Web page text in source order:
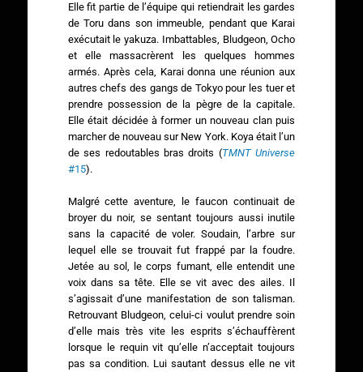
Elle fit partie de l’équipe qui retiendrait les gardes
de Toru dans son immeuble, pendant que Karai
exécutait le yakuza. Imbattables, Bludgeon, Ocho
et elle massacrèrent les quelques hommes
armés. Après cela, Karai donna une réunion aux
autres chefs des gangs de Tokyo pour les tuer et
prendre possession de la pègre de la capitale.
Elle était décidée à former un nouveau clan puis
marcher de nouveau sur New York. Koya était l’un
de ses redoutables bras droits (TMNT Universe
#15).
Malgré cette aventure, le faucon continuait de
broyer du noir, se sentant toujours aussi inutile
sans la capacité de voler. Soudain, l’arbre sur
lequel elle se trouvait fut frappé par la foudre.
Jetée au sol, le corps fumant, elle entendit une
voix dans sa tête. Elle se vit avec des ailes. Il
s’agissait d’une manifestation de son talisman.
Retrouvant Bludgeon, celui-ci voulut prendre soin
d’elle mais très vite les esprits s’échauffèrent
lorsque le requin vit qu’elle n’acceptait toujours
pas sa condition. Lui sautant dessus elle ne vit